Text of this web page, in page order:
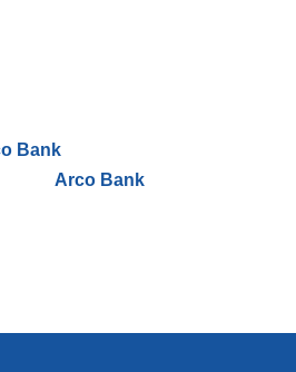
Arco Bank